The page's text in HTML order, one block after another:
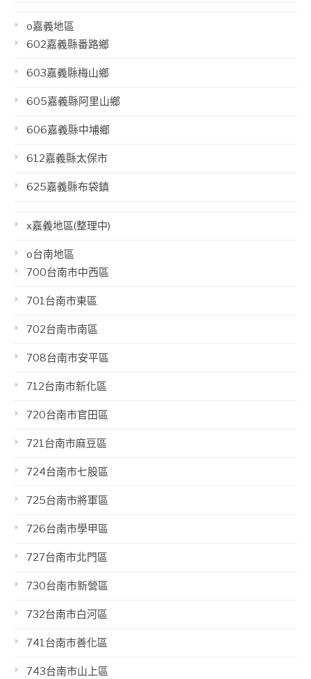
o嘉義地區
602嘉義縣番路鄉
603嘉義縣梅山鄉
605嘉義縣阿里山鄉
606嘉義縣中埔鄉
612嘉義縣太保市
625嘉義縣布袋鎮
x嘉義地區(整理中)
o台南地區
700台南市中西區
701台南市東區
702台南市南區
708台南市安平區
712台南市新化區
720台南市官田區
721台南市麻豆區
724台南市七股區
725台南市將軍區
726台南市學甲區
727台南市北門區
730台南市新營區
732台南市白河區
741台南市善化區
743台南市山上區